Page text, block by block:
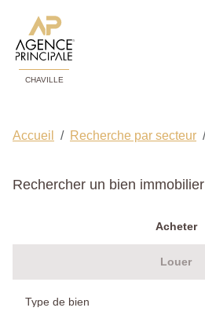
CHAVILLE
Accueil Recherche par secteur
Rechercher un bien immobilier
Acheter
Louer